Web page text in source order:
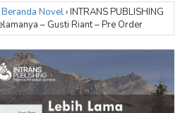
Beranda Novel›INTRANS PUBLISHING
– Gusti Riant – Pre Order